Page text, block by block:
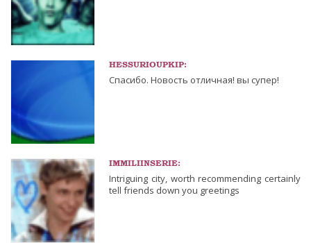
HESSURIOUPKIP:
Cпасибо. Новость отличная! вы супер!
IMMILIINSERIE:
Intriguing city, worth recommending certainly
tell friends down you greetings